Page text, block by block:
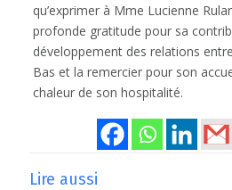
qu’exprimer à Mme Lucienne
profonde gratitude pour sa
développement des relations
Bas et la remercier pour son
chaleur de son hospitalité.
Lire aussi